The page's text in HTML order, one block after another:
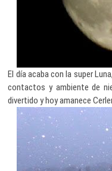
El día acaba con la super
contactos y ambiente de
divertido y hoy amanece